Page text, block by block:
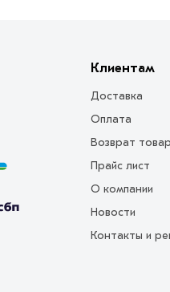
Клиентам
Доставка
Оплата
Возврат
Прайс лист
О компании
Новости
Контакты и